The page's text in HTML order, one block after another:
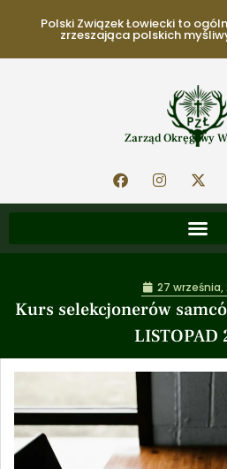
Polski Związek Łowiecki to
zrzeszająca polskich
Zarząd Okręgowy
Kurs selekcjonerów
LISTOPAD
27 września,